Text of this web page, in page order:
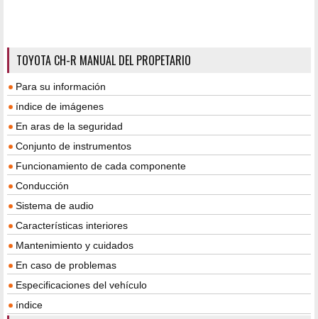
TOYOTA CH-R MANUAL DEL PROPETARIO
Para su información
índice de imágenes
En aras de la seguridad
Conjunto de instrumentos
Funcionamiento de cada componente
Conducción
Sistema de audio
Características interiores
Mantenimiento y cuidados
En caso de problemas
Especificaciones del vehículo
índice